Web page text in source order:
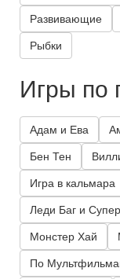
Развивающие
Рыбки
Игры по
Адам и Ева
Бен Тен
Игра в кальмара
Леди Баг и
Монстер Хай
По